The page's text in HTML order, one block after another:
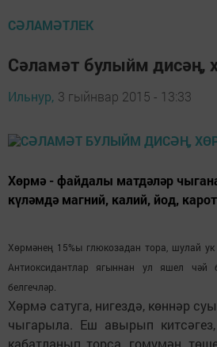
СӘЛАМӘТЛЕК
Сәламәт булыйм дисәң,
Ильнур, 3 гыйнвар 2015 - 13:33
Хөрмә - файдалы матдәләр
күләмдә магний, калий, йод,
Хөрмәнең 15%ы глюкозадан тора, шулай
Антиоксидантлар ягыннан ул яшел чәй
белгечләр.
Хөрмә сатуга, нигездә, көннәр
чыгарыла. Еш авырып